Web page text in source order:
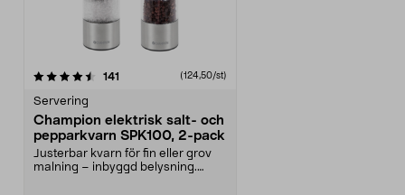
141 (124,50/st)
Servering
Champion elektrisk salt- och
pepparkvarn SPK100, 2-pack
Justerbar kvarn för fin eller grov
malning – inbyggd belysning.